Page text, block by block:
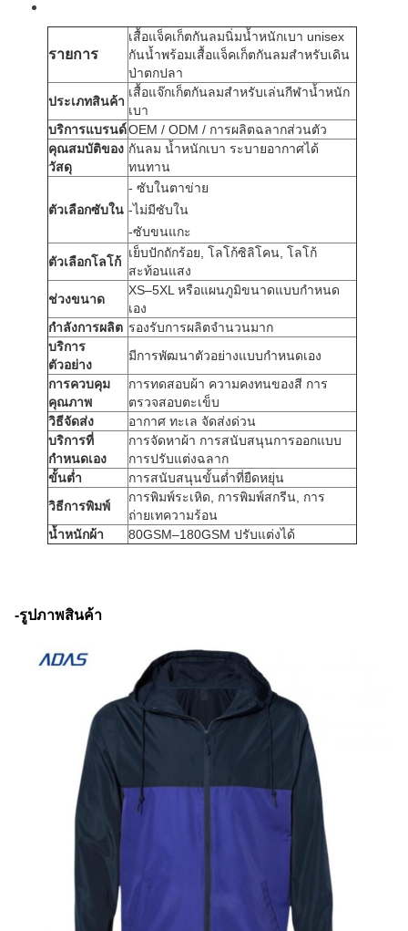
รายการ
เสื้อแจ็คเก็ตกันลมนิ่มน้ำหนักเบา unisex
กันน้ำพร้อมเสื้อแจ็คเก็ตกันลมสำหรับเดิน
ป่าตกปลา
ประเภทสินค้า
เสื้อแจ๊กเก็ตกันลมสำหรับเล่นกีฬาน้ำหนัก
เบา
บริการแบรนด์OEM / ODM / การผลิตฉลากส่วนตัว
คุณสมบัติของ
วัสดุ
กันลม น้ำหนักเบา ระบายอากาศได้
ทนทาน
ตัวเลือกซับใน
- ซับในตาข่าย
-ไม่มีซับใน
-ซับขนแกะ
ตัวเลือกโลโก้
เย็บปักถักร้อย, โลโก้ซิลิโคน, โลโก้
สะท้อนแสง
ช่วงขนาด
XS–5XL หรือแผนภูมิขนาดแบบกำหนด
เอง
กำลังการผลิต รองรับการผลิตจำนวนมาก
บริการ
ตัวอย่าง
มีการพัฒนาตัวอย่างแบบกำหนดเอง
การควบคุม
คุณภาพ
การทดสอบผ้า ความคงทนของสี การ
ตรวจสอบตะเข็บ
วิธีจัดส่ง
อากาศ ทะเล จัดส่งด่วน
บริการที่
กำหนดเอง
การจัดหาผ้า การสนับสนุนการออกแบบ
การปรับแต่งฉลาก
ขั้นต่ำ
การสนับสนุนขั้นต่ำที่ยืดหยุ่น
วิธีการพิมพ์
การพิมพ์ระเหิด, การพิมพ์สกรีน, การ
ถ่ายเทความร้อน
น้ำหนักผ้า
80GSM–180GSM ปรับแต่งได้
-รูปภาพสินค้า